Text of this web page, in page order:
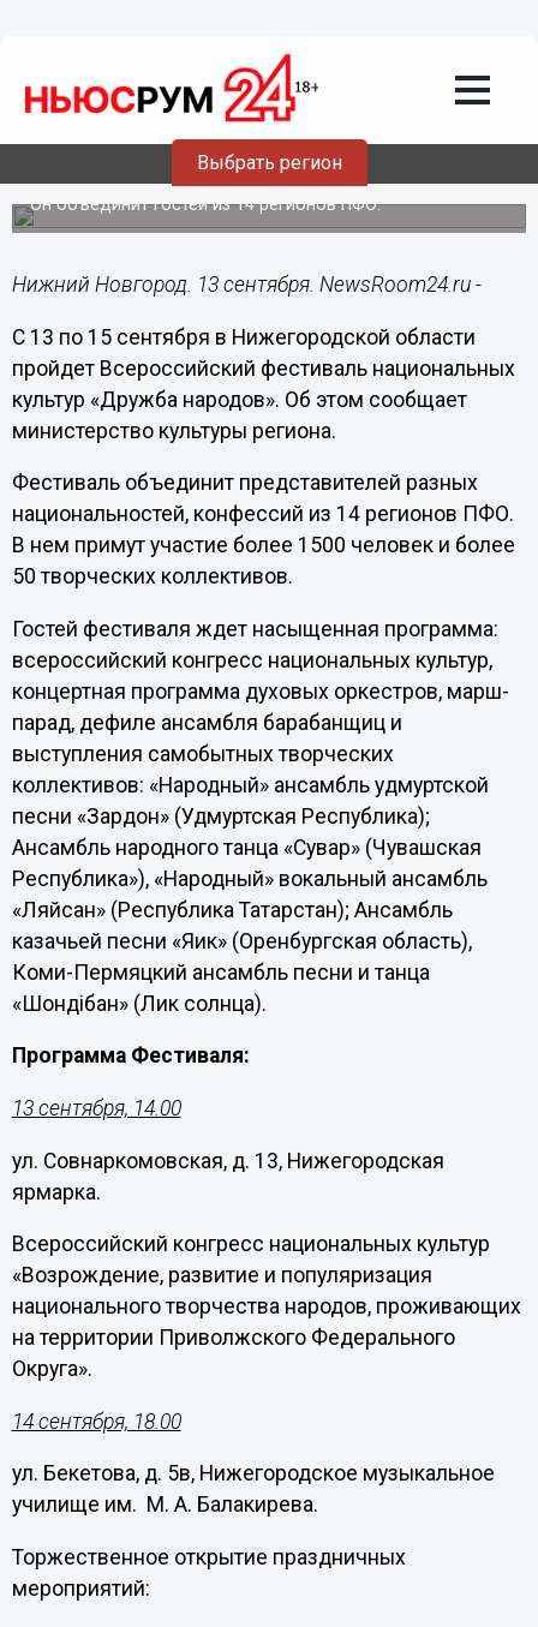
Выбрать регион
Фестиваль «Дружба народов» пройдет
в Нижегородской области с 13
Он объединит гостей из 14 регионов ПФО.
Нижний Новгород. 13 сентября. NewsRoom24.ru -
С 13 по 15 сентября в Нижегородской области
пройдет Всероссийский фестиваль национальных
культур «Дружба народов». Об этом сообщает
министерство культуры региона.
Фестиваль объединит представителей разных
национальностей, конфессий из 14 регионов ПФО.
В нем примут участие более 1500 человек и более
50 творческих коллективов.
Гостей фестиваля ждет насыщенная программа:
всероссийский конгресс национальных культур,
концертная программа духовых оркестров, марш-
парад, дефиле ансамбля барабанщиц и
выступления самобытных творческих
коллективов: «Народный» ансамбль удмуртской
песни «Зардон» (Удмуртская Республика);
Ансамбль народного танца «Сувар» (Чувашская
Республика»), «Народный» вокальный ансамбль
«Ляйсан» (Республика Татарстан); Ансамбль
казачьей песни «Яик» (Оренбургская область),
Коми-Пермяцкий ансамбль песни и танца
«Шондiбан» (Лик солнца).
Программа Фестиваля:
13 сентября, 14.00
ул. Совнаркомовская, д. 13, Нижегородская
ярмарка.
Всероссийский конгресс национальных культур
«Возрождение, развитие и популяризация
национального творчества народов, проживающих
на территории Приволжского Федерального
Округа».
14 сентября, 18.00
ул. Бекетова, д. 5в, Нижегородское музыкальное
училище им. М. А. Балакирева.
Торжественное открытие праздничных
мероприятий: